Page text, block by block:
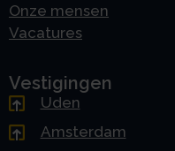
Onze mensen
Vacatures
Vestigingen
Uden
Amsterdam